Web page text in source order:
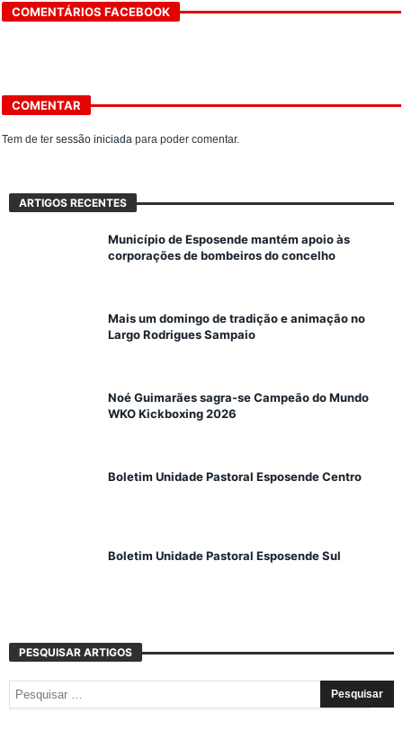
COMENTÁRIOS FACEBOOK
COMENTAR
Tem de tersessão iniciada para poder comentar.
ARTIGOS RECENTES
Município de Esposende mantém apoio às
corporações de bombeiros do concelho
Mais um domingo de tradição e animação no
Largo Rodrigues Sampaio
Noé Guimarães sagra-se Campeão do Mundo
WKO Kickboxing 2026
Boletim Unidade Pastoral Esposende Centro
Boletim Unidade Pastoral Esposende Sul
PESQUISAR ARTIGOS